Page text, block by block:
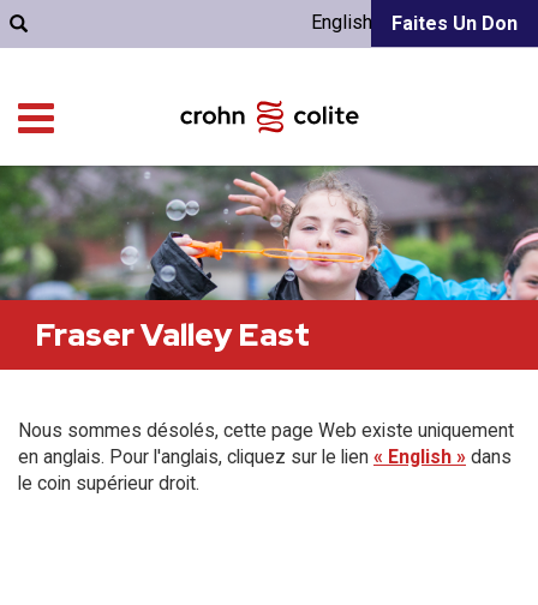
Faites Un Don
English
Fraser Valley East
Nous sommes désolés, cette page Web existe uniquement
en anglais. Pour l'anglais, cliquez sur le lien « English » dans
le coin supérieur droit.